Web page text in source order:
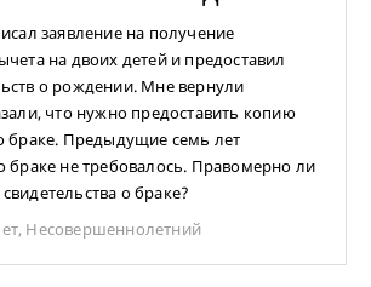
заявление на получение
на двоих детей и предоставил
о рождении. Мне вернули
что нужно предоставить копию
браке. Предыдущие семь лет
браке не требовалось. Правомерно ли
о браке?
, Несовершеннолетний